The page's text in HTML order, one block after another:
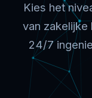
Kies het
van
24/7